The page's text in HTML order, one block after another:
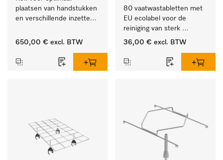
plaatsen van handstukken
en verschillende inzetten
650,00 € excl. BTW
80 vaatwastabletten met
EU ecolabel voor de
reiniging van sterk
vervuild serviesgoed,
36,00 € excl. BTW